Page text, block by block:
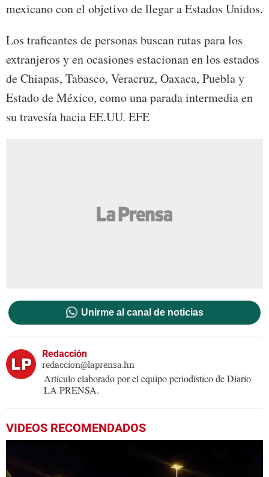
mexicano con el objetivo de llegar a Estados Unidos.
Los traficantes de personas buscan rutas para los
extranjeros y en ocasiones estacionan en los estados
de Chiapas, Tabasco, Veracruz, Oaxaca, Puebla y
Estado de México, como una parada intermedia en
su travesía hacia EE.UU. EFE
Unirme al canal de noticias
Redacción
redaccion@laprensa.hn
Artículo elaborado por el equipo periodístico de Diario
LA PRENSA.
VIDEOS RECOMENDADOS